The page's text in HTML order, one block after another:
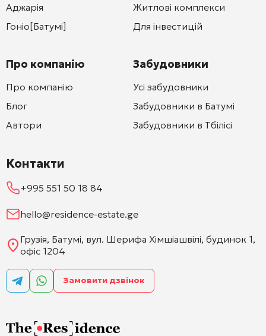
Аджарія
Гоніо[Батумі]
Про компанію
Про компанію
Блог
Автори
Житлові комплекси
Для інвестицій
Забудовники
Усі забудовники
Забудовники в Батумі
Забудовники в Тбілісі
Контакти
+995 551 50 18 84
hello@residence-estate.ge
Грузія, Батумі, вул. Шерифа Хімшіашвілі, будинок 1,
офіс 1204
Замовити дзвінок